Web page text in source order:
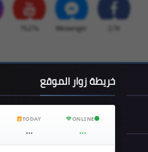
2,7K
Messenger
75,274
خريطة زوار الموقع
TODAY
...
ONLINE
...